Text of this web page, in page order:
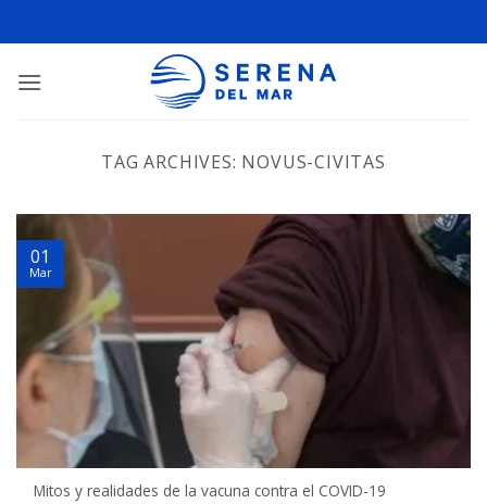
TAG ARCHIVES: NOVUS-CIVITAS
Mitos y realidades de la vacuna contra el COVID-19
01
Mar